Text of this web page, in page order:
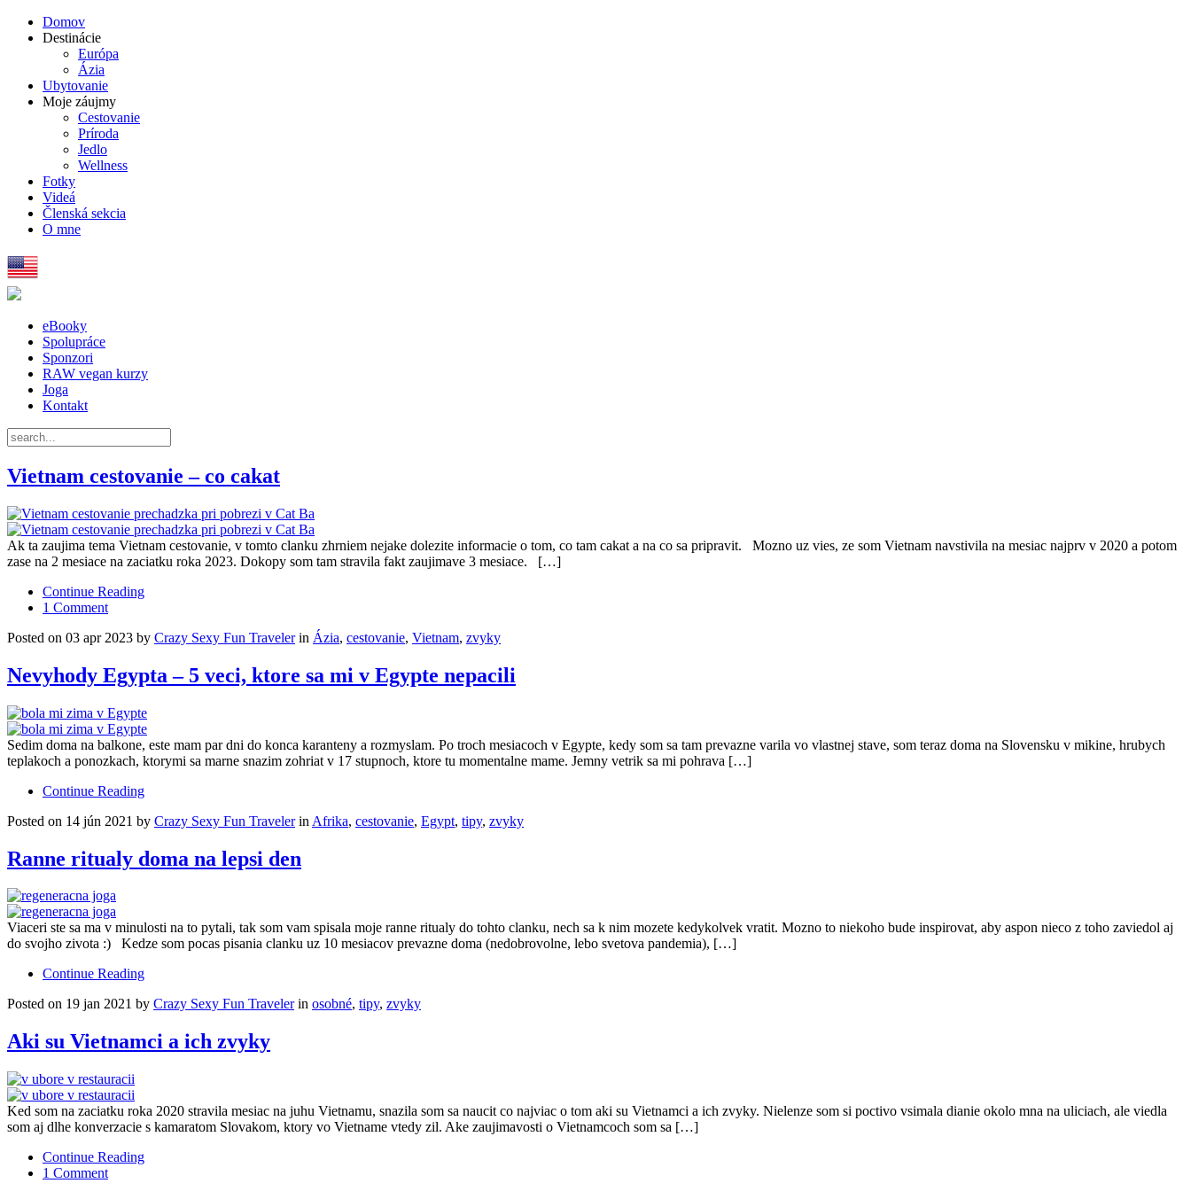
Domov
Destinácie
Európa
Ázia
Ubytovanie
Moje záujmy
Cestovanie
Príroda
Jedlo
Wellness
Fotky
Videá
Členská sekcia
O mne
eBooky
Spolupráce
Sponzori
RAW vegan kurzy
Joga
Kontakt
Vietnam cestovanie – co cakat
Ak ta zaujima tema Vietnam cestovanie, v tomto clanku zhrniem nejake dolezite informacie o tom, co tam cakat a na co sa pripravit. Mozno uz vies, ze som Vietnam navstivila na mesiac najprv v 2020 a potom
zase na 2 mesiace na zaciatku roka 2023. Dokopy som tam stravila fakt zaujimave 3 mesiace. […]
Continue Reading
1 Comment
Posted on 03 apr 2023 by Crazy Sexy Fun Travelerin Ázia, cestovanie, Vietnam, zvyky
Nevyhody Egypta – 5 veci, ktore sa mi v Egypte nepacili
Sedim doma na balkone, este mam par dni do konca karanteny a rozmyslam. Po troch mesiacoch v Egypte, kedy som sa tam prevazne varila vo vlastnej stave, som teraz doma na Slovensku v mikine, hrubych
teplakoch a ponozkach, ktorymi sa marne snazim zohriat v 17 stupnoch, ktore tu momentalne mame. Jemny vetrik sa mi pohrava […]
Continue Reading
Posted on 14 jún 2021 by Crazy Sexy Fun Travelerin Afrika, cestovanie, Egypt, tipy, zvyky
Ranne ritualy doma na lepsi den
Viaceri ste sa ma v minulosti na to pytali, tak som vam spisala moje ranne ritualy do tohto clanku, nech sa k nim mozete kedykolvek vratit. Mozno to niekoho bude inspirovat, aby aspon nieco z toho zaviedol aj
do svojho zivota :) Kedze som pocas pisania clanku uz 10 mesiacov prevazne doma (nedobrovolne, lebo svetova pandemia), […]
Continue Reading
Posted on 19 jan 2021 by Crazy Sexy Fun Travelerin osobné, tipy, zvyky
Aki su Vietnamci a ich zvyky
Ked som na zaciatku roka 2020 stravila mesiac na juhu Vietnamu, snazila som sa naucit co najviac o tom aki su Vietnamci a ich zvyky. Nielenze som si poctivo vsimala dianie okolo mna na uliciach, ale viedla
som aj dlhe konverzacie s kamaratom Slovakom, ktory vo Vietname vtedy zil. Ake zaujimavosti o Vietnamcoch som sa […]
Continue Reading
1 Comment